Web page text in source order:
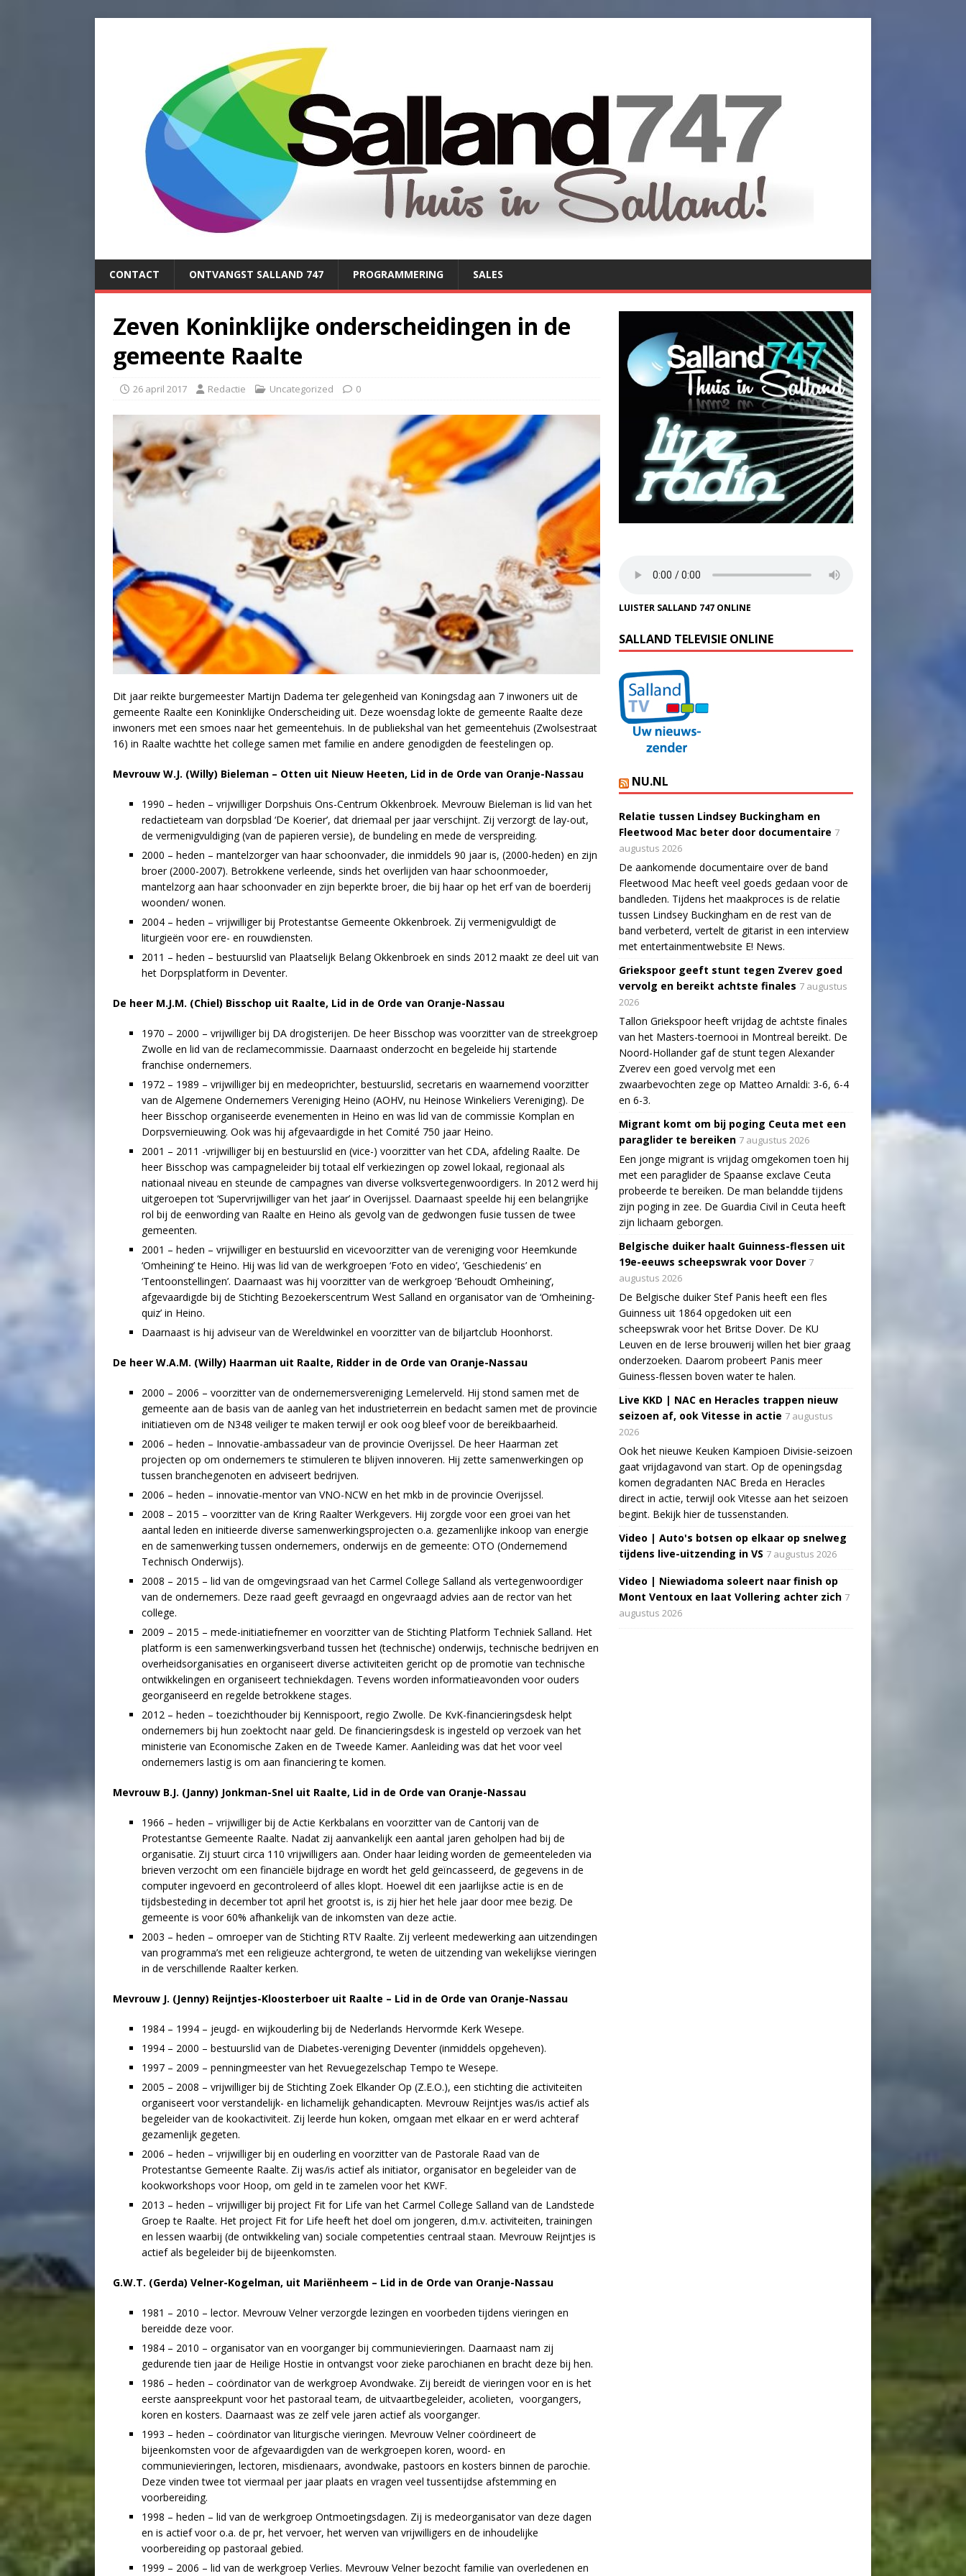
CONTACT ONTVANGST SALLAND 747 PROGRAMMERING SALES
Zeven Koninklijke onderscheidingen in de
gemeente Raalte
26 april 2017 Redactie Uncategorized 0
Dit jaar reikte burgemeester Martijn Dadema ter gelegenheid van Koningsdag aan 7 inwoners uit de
gemeente Raalte een Koninklijke Onderscheiding uit. Deze woensdag lokte de gemeente Raalte deze
inwoners met een smoes naar het gemeentehuis. In de publiekshal van het gemeentehuis (Zwolsestraat
16) in Raalte wachtte het college samen met familie en andere genodigden de feestelingen op.
Mevrouw W.J. (Willy) Bieleman – Otten uit Nieuw Heeten, Lid in de Orde van Oranje-Nassau
1990 – heden – vrijwilliger Dorpshuis Ons-Centrum Okkenbroek. Mevrouw Bieleman is lid van het
redactieteam van dorpsblad ‘De Koerier’, dat driemaal per jaar verschijnt. Zij verzorgt de lay-out,
de vermenigvuldiging (van de papieren versie), de bundeling en mede de verspreiding.
2000 – heden – mantelzorger van haar schoonvader, die inmiddels 90 jaar is, (2000-heden) en zijn
broer (2000-2007). Betrokkene verleende, sinds het overlijden van haar schoonmoeder,
mantelzorg aan haar schoonvader en zijn beperkte broer, die bij haar op het erf van de boerderij
woonden/ wonen.
2004 – heden – vrijwilliger bij Protestantse Gemeente Okkenbroek. Zij vermenigvuldigt de
liturgieën voor ere- en rouwdiensten.
2011 – heden – bestuurslid van Plaatselijk Belang Okkenbroek en sinds 2012 maakt ze deel uit van
het Dorpsplatform in Deventer.
De heer M.J.M. (Chiel) Bisschop uit Raalte, Lid in de Orde van Oranje-Nassau
1970 – 2000 – vrijwilliger bij DA drogisterijen. De heer Bisschop was voorzitter van de streekgroep
Zwolle en lid van de reclamecommissie. Daarnaast onderzocht en begeleide hij startende
franchise ondernemers.
1972 – 1989 – vrijwilliger bij en medeoprichter, bestuurslid, secretaris en waarnemend voorzitter
van de Algemene Ondernemers Vereniging Heino (AOHV, nu Heinose Winkeliers Vereniging). De
heer Bisschop organiseerde evenementen in Heino en was lid van de commissie Komplan en
Dorpsvernieuwing. Ook was hij afgevaardigde in het Comité 750 jaar Heino.
2001 – 2011 -vrijwilliger bij en bestuurslid en (vice-) voorzitter van het CDA, afdeling Raalte. De
heer Bisschop was campagneleider bij totaal elf verkiezingen op zowel lokaal, regionaal als
nationaal niveau en steunde de campagnes van diverse volksvertegenwoordigers. In 2012 werd hij
uitgeroepen tot ‘Supervrijwilliger van het jaar’ in Overijssel. Daarnaast speelde hij een belangrijke
rol bij de eenwording van Raalte en Heino als gevolg van de gedwongen fusie tussen de twee
gemeenten.
2001 – heden – vrijwilliger en bestuurslid en vicevoorzitter van de vereniging voor Heemkunde
‘Omheining’ te Heino. Hij was lid van de werkgroepen ‘Foto en video’, ‘Geschiedenis’ en
‘Tentoonstellingen’. Daarnaast was hij voorzitter van de werkgroep ‘Behoudt Omheining’,
afgevaardigde bij de Stichting Bezoekerscentrum West Salland en organisator van de ‘Omheining-
quiz’ in Heino.
Daarnaast is hij adviseur van de Wereldwinkel en voorzitter van de biljartclub Hoonhorst.
De heer W.A.M. (Willy) Haarman uit Raalte, Ridder in de Orde van Oranje-Nassau
2000 – 2006 – voorzitter van de ondernemersvereniging Lemelerveld. Hij stond samen met de
gemeente aan de basis van de aanleg van het industrieterrein en bedacht samen met de provincie
initiatieven om de N348 veiliger te maken terwijl er ook oog bleef voor de bereikbaarheid.
2006 – heden – Innovatie-ambassadeur van de provincie Overijssel. De heer Haarman zet
projecten op om ondernemers te stimuleren te blijven innoveren. Hij zette samenwerkingen op
tussen branchegenoten en adviseert bedrijven.
2006 – heden – innovatie-mentor van VNO-NCW en het mkb in de provincie Overijssel.
2008 – 2015 – voorzitter van de Kring Raalter Werkgevers. Hij zorgde voor een groei van het
aantal leden en initieerde diverse samenwerkingsprojecten o.a. gezamenlijke inkoop van energie
en de samenwerking tussen ondernemers, onderwijs en de gemeente: OTO (Ondernemend
Technisch Onderwijs).
2008 – 2015 – lid van de omgevingsraad van het Carmel College Salland als vertegenwoordiger
van de ondernemers. Deze raad geeft gevraagd en ongevraagd advies aan de rector van het
college.
2009 – 2015 – mede-initiatiefnemer en voorzitter van de Stichting Platform Techniek Salland. Het
platform is een samenwerkingsverband tussen het (technische) onderwijs, technische bedrijven en
overheidsorganisaties en organiseert diverse activiteiten gericht op de promotie van technische
ontwikkelingen en organiseert techniekdagen. Tevens worden informatieavonden voor ouders
georganiseerd en regelde betrokkene stages.
2012 – heden – toezichthouder bij Kennispoort, regio Zwolle. De KvK-financieringsdesk helpt
ondernemers bij hun zoektocht naar geld. De financieringsdesk is ingesteld op verzoek van het
ministerie van Economische Zaken en de Tweede Kamer. Aanleiding was dat het voor veel
ondernemers lastig is om aan financiering te komen.
Mevrouw B.J. (Janny) Jonkman-Snel uit Raalte, Lid in de Orde van Oranje-Nassau
1966 – heden – vrijwilliger bij de Actie Kerkbalans en voorzitter van de Cantorij van de
Protestantse Gemeente Raalte. Nadat zij aanvankelijk een aantal jaren geholpen had bij de
organisatie. Zij stuurt circa 110 vrijwilligers aan. Onder haar leiding worden de gemeenteleden via
brieven verzocht om een financiële bijdrage en wordt het geld geïncasseerd, de gegevens in de
computer ingevoerd en gecontroleerd of alles klopt. Hoewel dit een jaarlijkse actie is en de
tijdsbesteding in december tot april het grootst is, is zij hier het hele jaar door mee bezig. De
gemeente is voor 60% afhankelijk van de inkomsten van deze actie.
2003 – heden – omroeper van de Stichting RTV Raalte. Zij verleent medewerking aan uitzendingen
van programma’s met een religieuze achtergrond, te weten de uitzending van wekelijkse vieringen
in de verschillende Raalter kerken.
Mevrouw J. (Jenny) Reijntjes-Kloosterboer uit Raalte – Lid in de Orde van Oranje-Nassau
1984 – 1994 – jeugd- en wijkouderling bij de Nederlands Hervormde Kerk Wesepe.
1994 – 2000 – bestuurslid van de Diabetes-vereniging Deventer (inmiddels opgeheven).
1997 – 2009 – penningmeester van het Revuegezelschap Tempo te Wesepe.
2005 – 2008 – vrijwilliger bij de Stichting Zoek Elkander Op (Z.E.O.), een stichting die activiteiten
organiseert voor verstandelijk- en lichamelijk gehandicapten. Mevrouw Reijntjes was/is actief als
begeleider van de kookactiviteit. Zij leerde hun koken, omgaan met elkaar en er werd achteraf
gezamenlijk gegeten.
2006 – heden – vrijwilliger bij en ouderling en voorzitter van de Pastorale Raad van de
Protestantse Gemeente Raalte. Zij was/is actief als initiator, organisator en begeleider van de
kookworkshops voor Hoop, om geld in te zamelen voor het KWF.
2013 – heden – vrijwilliger bij project Fit for Life van het Carmel College Salland van de Landstede
Groep te Raalte. Het project Fit for Life heeft het doel om jongeren, d.m.v. activiteiten, trainingen
en lessen waarbij (de ontwikkeling van) sociale competenties centraal staan. Mevrouw Reijntjes is
actief als begeleider bij de bijeenkomsten.
G.W.T. (Gerda) Velner-Kogelman, uit Mariënheem – Lid in de Orde van Oranje-Nassau
1981 – 2010 – lector. Mevrouw Velner verzorgde lezingen en voorbeden tijdens vieringen en
bereidde deze voor.
1984 – 2010 – organisator van en voorganger bij communievieringen. Daarnaast nam zij
gedurende tien jaar de Heilige Hostie in ontvangst voor zieke parochianen en bracht deze bij hen.
1986 – heden – coördinator van de werkgroep Avondwake. Zij bereidt de vieringen voor en is het
eerste aanspreekpunt voor het pastoraal team, de uitvaartbegeleider, acolieten, voorgangers,
koren en kosters. Daarnaast was ze zelf vele jaren actief als voorganger.
1993 – heden – coördinator van liturgische vieringen. Mevrouw Velner coördineert de
bijeenkomsten voor de afgevaardigden van de werkgroepen koren, woord- en
communievieringen, lectoren, misdienaars, avondwake, pastoors en kosters binnen de parochie.
Deze vinden twee tot viermaal per jaar plaats en vragen veel tussentijdse afstemming en
voorbereiding.
1998 – heden – lid van de werkgroep Ontmoetingsdagen. Zij is medeorganisator van deze dagen
en is actief voor o.a. de pr, het vervoer, het werven van vrijwilligers en de inhoudelijke
voorbereiding op pastoraal gebied.
1999 – 2006 – lid van de werkgroep Verlies. Mevrouw Velner bezocht familie van overledenen en
LUISTER SALLAND 747 ONLINE
SALLAND TELEVISIE ONLINE
NU.NL
Relatie tussen Lindsey Buckingham en
Fleetwood Mac beter door documentaire 7
augustus 2026
De aankomende documentaire over de band
Fleetwood Mac heeft veel goeds gedaan voor de
bandleden. Tijdens het maakproces is de relatie
tussen Lindsey Buckingham en de rest van de
band verbeterd, vertelt de gitarist in een interview
met entertainmentwebsite E! News.
Griekspoor geeft stunt tegen Zverev goed
vervolg en bereikt achtste finales 7 augustus
2026
Tallon Griekspoor heeft vrijdag de achtste finales
van het Masters-toernooi in Montreal bereikt. De
Noord-Hollander gaf de stunt tegen Alexander
Zverev een goed vervolg met een
zwaarbevochten zege op Matteo Arnaldi: 3-6, 6-4
en 6-3.
Migrant komt om bij poging Ceuta met een
paraglider te bereiken 7 augustus 2026
Een jonge migrant is vrijdag omgekomen toen hij
met een paraglider de Spaanse exclave Ceuta
probeerde te bereiken. De man belandde tijdens
zijn poging in zee. De Guardia Civil in Ceuta heeft
zijn lichaam geborgen.
Belgische duiker haalt Guinness-flessen uit
19e-eeuws scheepswrak voor Dover 7
augustus 2026
De Belgische duiker Stef Panis heeft een fles
Guinness uit 1864 opgedoken uit een
scheepswrak voor het Britse Dover. De KU
Leuven en de Ierse brouwerij willen het bier graag
onderzoeken. Daarom probeert Panis meer
Guiness-flessen boven water te halen.
Live KKD | NAC en Heracles trappen nieuw
seizoen af, ook Vitesse in actie 7 augustus
2026
Ook het nieuwe Keuken Kampioen Divisie-seizoen
gaat vrijdagavond van start. Op de openingsdag
komen degradanten NAC Breda en Heracles
direct in actie, terwijl ook Vitesse aan het seizoen
begint. Bekijk hier de tussenstanden.
Video | Auto's botsen op elkaar op snelweg
tijdens live-uitzending in VS 7 augustus 2026
Video | Niewiadoma soleert naar finish op
Mont Ventoux en laat Vollering achter zich 7
augustus 2026